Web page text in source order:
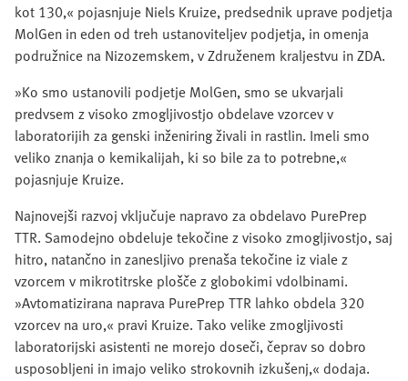
kot 130,« pojasnjuje Niels Kruize, predsednik uprave podjetja
MolGen in eden od treh ustanoviteljev podjetja, in omenja
podružnice na Nizozemskem, v Združenem kraljestvu in ZDA.
»Ko smo ustanovili podjetje MolGen, smo se ukvarjali
predvsem z visoko zmogljivostjo obdelave vzorcev v
laboratorijih za genski inženiring živali in rastlin. Imeli smo
veliko znanja o kemikalijah, ki so bile za to potrebne,«
pojasnjuje Kruize.
Najnovejši razvoj vključuje napravo za obdelavo PurePrep
TTR. Samodejno obdeluje tekočine z visoko zmogljivostjo, saj
hitro, natančno in zanesljivo prenaša tekočine iz viale z
vzorcem v mikrotitrske plošče z globokimi vdolbinami.
»Avtomatizirana naprava PurePrep TTR lahko obdela 320
vzorcev na uro,« pravi Kruize. Tako velike zmogljivosti
laboratorijski asistenti ne morejo doseči, čeprav so dobro
usposobljeni in imajo veliko strokovnih izkušenj,« dodaja.